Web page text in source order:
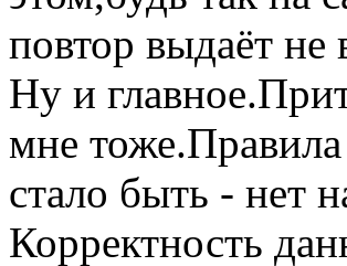
повтор выдаёт
Ну и
мне
стало быть - нет
Корректность